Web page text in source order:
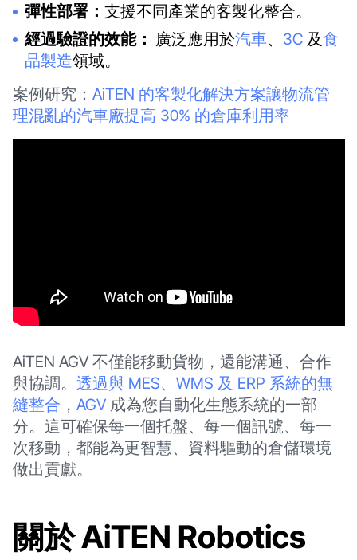
彈性部署：支援不同產業的客製化整合。
經過驗證的效能： 廣泛應用於汽車、 3C 及食
品製造領域。
案例研究： AiTEN 的客製化解決方案讓物流管
理混亂的汽車廠提高 30% 的倉庫利用率
AiTEN AGV 不僅能移動貨物，還能溝通、合作
與協調。 透過與 MES、WMS 及 ERP 系統的無
縫整合 ， AGV成為您自動化生態系統的一部
分。這可確保每一個托盤、每一個訊號、每一
次移動，都能為更智慧、資料驅動的倉儲環境
做出貢獻。
關於 AiTEN Robotics